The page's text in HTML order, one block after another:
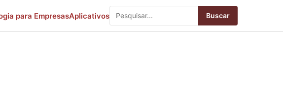
para EmpresasAplicativos Buscar